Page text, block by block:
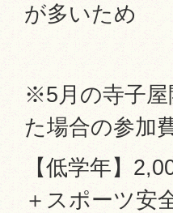
が多いため
※5月の寺子屋
た場合の参加
【低学年】
＋スポーツ安